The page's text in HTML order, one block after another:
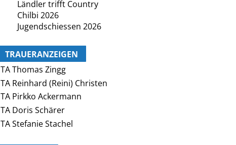
Ländler trifft Country
Chilbi 2026
Jugendschiessen 2026
TRAUERANZEIGEN
TA Thomas Zingg
TA Reinhard (Reini) Christen
TA Pirkko Ackermann
TA Doris Schärer
TA Stefanie Stachel